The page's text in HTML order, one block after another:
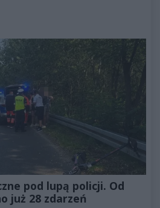
pod lupą policji. Od
już 28 zdarzeń